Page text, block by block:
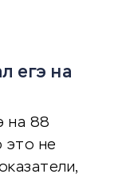
егэ на
на 88
это не